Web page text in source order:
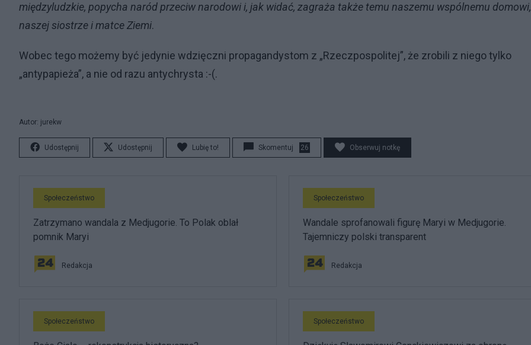
międzyludzkie, popycha naród przeciw narodowi i, jak widać, zagraża także temu naszemu wspólnemu domowi,
naszej siostrze i matce Ziemi.
Wobec tego możemy być jedynie wdzięczni propagandystom z „Rzeczpospolitej”, że zrobili z niego tylko
„antypapieża”, a nie od razu antychrysta :-(.
Autor: jurekw
Udostępnij Udostępnij Lubię to! Skomentuj 26 Obserwuj notkę
Społeczeństwo
Zatrzymano wandala z Medjugorie. To Polak oblał
pomnik Maryi
Redakcja
Społeczeństwo
Wandale sprofanowali figurę Maryi w Medjugorie.
Tajemniczy polski transparent
Redakcja
Społeczeństwo Społeczeństwo